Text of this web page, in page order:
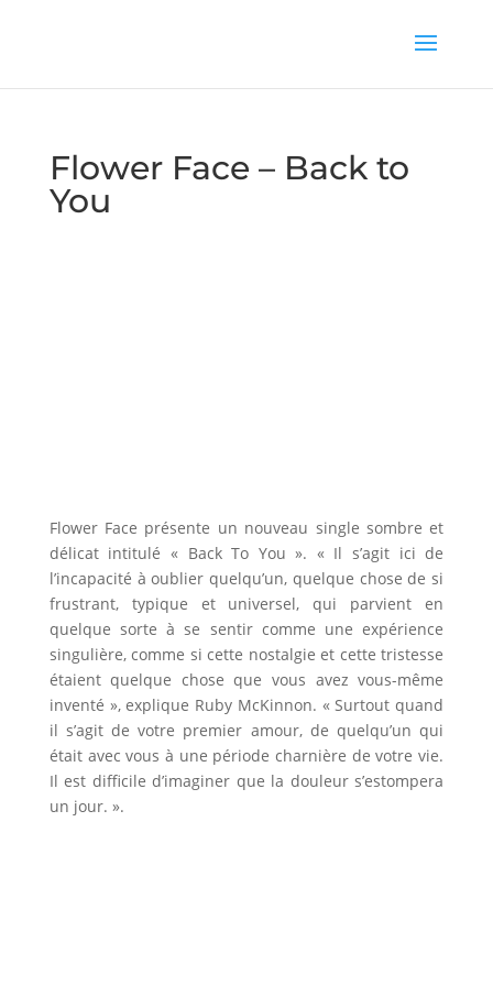
Flower Face – Back to
You
Flower Face présente un nouveau single sombre et
délicat intitulé « Back To You ». « Il s’agit ici de
l’incapacité à oublier quelqu’un, quelque chose de si
frustrant, typique et universel, qui parvient en
quelque sorte à se sentir comme une expérience
singulière, comme si cette nostalgie et cette tristesse
étaient quelque chose que vous avez vous-même
inventé », explique Ruby McKinnon. « Surtout quand
il s’agit de votre premier amour, de quelqu’un qui
était avec vous à une période charnière de votre vie.
Il est difficile d’imaginer que la douleur s’estompera
un jour. ».